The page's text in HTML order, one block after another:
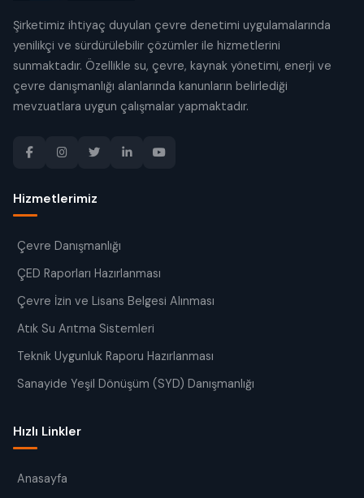
Şirketimiz ihtiyaç duyulan çevre denetimi uygulamalarında
yenilikçi ve sürdürülebilir çözümler ile hizmetlerini
sunmaktadır. Özellikle su, çevre, kaynak yönetimi, enerji ve
çevre danışmanlığı alanlarında kanunların belirlediği
mevzuatlara uygun çalışmalar yapmaktadır.
Hizmetlerimiz
Çevre Danışmanlığı
ÇED Raporları Hazırlanması
Çevre İzin ve Lisans Belgesi Alınması
Atık Su Arıtma Sistemleri
Teknik Uygunluk Raporu Hazırlanması
Sanayide Yeşil Dönüşüm (SYD) Danışmanlığı
Hızlı Linkler
Anasayfa